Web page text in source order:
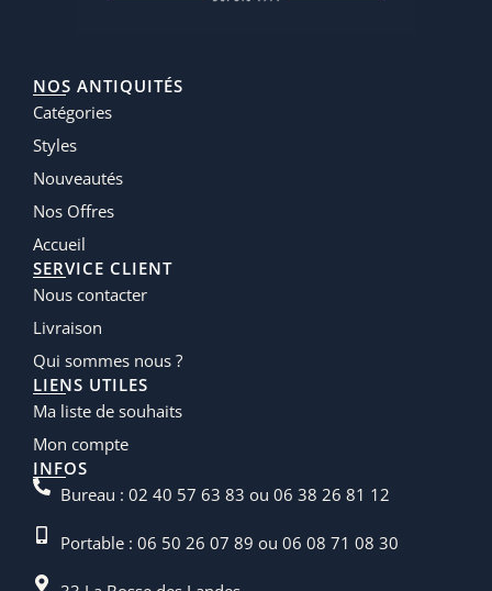
NOS ANTIQUITÉS
Catégories
Styles
Nouveautés
Nos Offres
Accueil
SERVICE CLIENT
Nous contacter
Livraison
Qui sommes nous ?
LIENS UTILES
Ma liste de souhaits
Mon compte
INFOS
Bureau : 02 40 57 63 83 ou 06 38 26 81 12
Portable : 06 50 26 07 89 ou 06 08 71 08 30